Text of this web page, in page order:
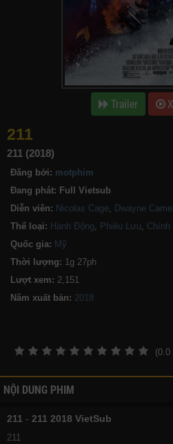
Trailer
211
211 (2018)
Đăng bởi: motphim
Đang phát: Full Vietsub
Diễn viên: Nicolas Cage, Dwayne
Thể loại: Hành Động, Phiêu Lưu, Chính
Quốc gia: Mỹ
Thời lượng: 1g 27ph
Lượt xem: 2,151
Năm xuất bản:
(0.0
NỘI DUNG PHIM
211 - 211 2018 VietSub
211